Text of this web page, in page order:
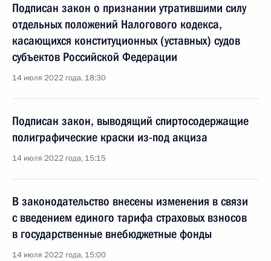
Подписан закон о признании утратившими силу
отдельных положений Налогового кодекса,
касающихся конституционных (уставных) судов
субъектов Российской Федерации
14 июля 2022 года, 18:30
Подписан закон, выводящий спиртосодержащие
полиграфические краски из-под акциза
14 июля 2022 года, 15:15
В законодательство внесены изменения в связи
с введением единого тарифа страховых взносов
в государственные внебюджетные фонды
14 июля 2022 года, 15:00